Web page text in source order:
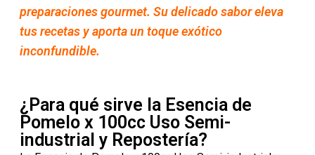
preparaciones gourmet. Su delicado sabor eleva
tus recetas y aporta un toque exótico
inconfundible.
¿Para qué sirve la Esencia de
Pomelo x 100cc Uso Semi-
industrial y Repostería?